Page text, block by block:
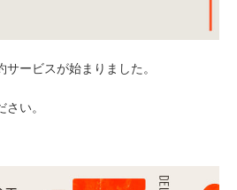
ービスが始まりました。
さい。